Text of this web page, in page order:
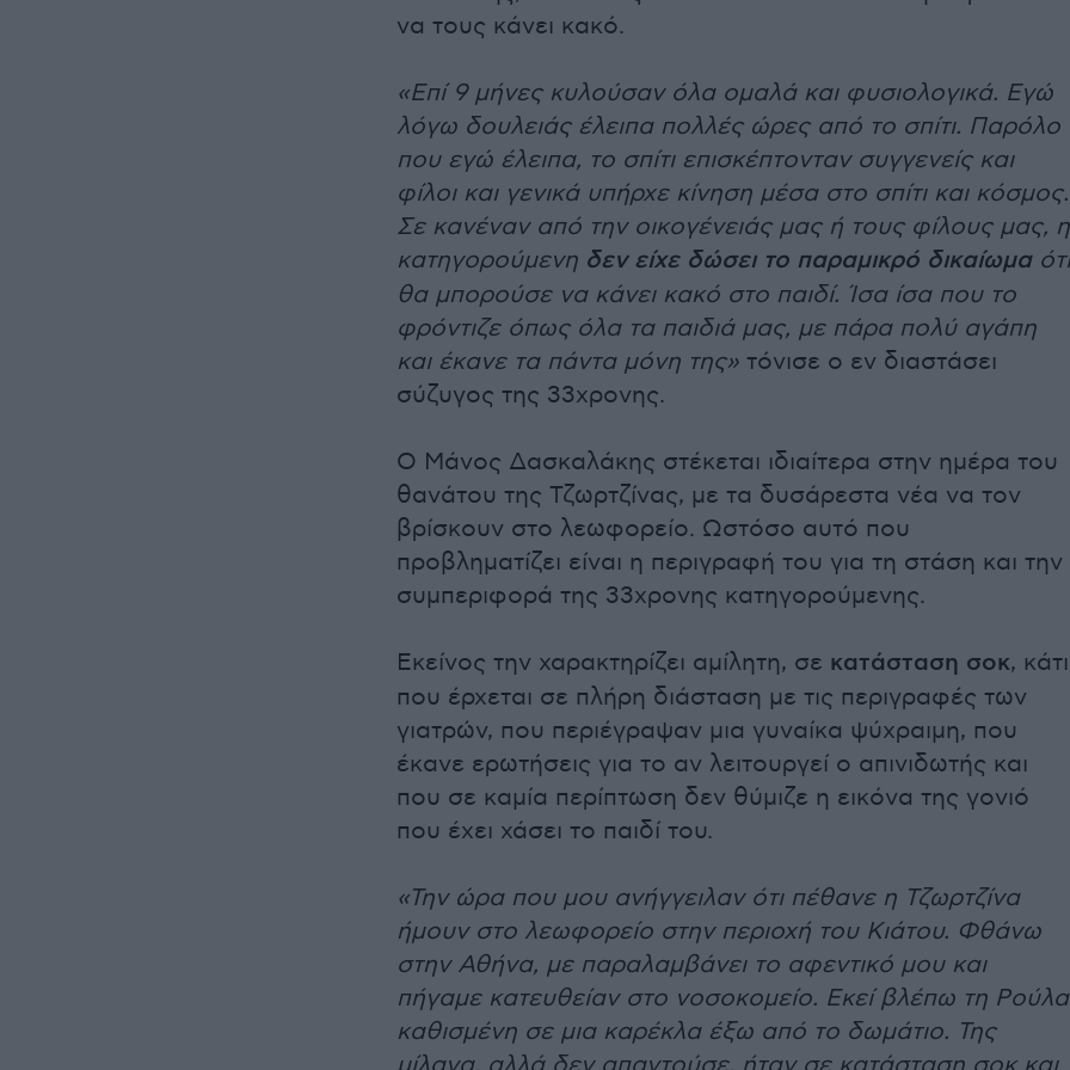
να τους κάνει κακό.
«Επί 9 μήνες κυλούσαν όλα ομαλά και φυσιολογικά. Εγώ
λόγω δουλειάς έλειπα πολλές ώρες από το σπίτι. Παρόλο
που εγώ έλειπα, το σπίτι επισκέπτονταν συγγενείς και
φίλοι και γενικά υπήρχε κίνηση μέσα στο σπίτι και κόσμος.
Σε κανέναν από την οικογένειάς μας ή τους φίλους μας, η
κατηγορούμενη δεν είχε δώσει το παραμικρό δικαίωμαότι
θα μπορούσε να κάνει κακό στο παιδί. Ίσα ίσα που το
φρόντιζε όπως όλα τα παιδιά μας, με πάρα πολύ αγάπη
και έκανε τα πάντα μόνη της» τόνισε ο εν διαστάσει
σύζυγος της 33χρονης.
Ο Μάνος Δασκαλάκης στέκεται ιδιαίτερα στην ημέρα του
θανάτου της Τζωρτζίνας, με τα δυσάρεστα νέα να τον
βρίσκουν στο λεωφορείο. Ωστόσο αυτό που
προβληματίζει είναι η περιγραφή του για τη στάση και την
συμπεριφορά της 33χρονης κατηγορούμενης.
Εκείνος την χαρακτηρίζει αμίλητη, σε κατάσταση σοκ, κάτι
που έρχεται σε πλήρη διάσταση με τις περιγραφές των
γιατρών, που περιέγραψαν μια γυναίκα ψύχραιμη, που
έκανε ερωτήσεις για το αν λειτουργεί ο απινιδωτής και
που σε καμία περίπτωση δεν θύμιζε η εικόνα της γονιό
που έχει χάσει το παιδί του.
«Την ώρα που μου ανήγγειλαν ότι πέθανε η Τζωρτζίνα
ήμουν στο λεωφορείο στην περιοχή του Κιάτου. Φθάνω
στην Αθήνα, με παραλαμβάνει το αφεντικό μου και
πήγαμε κατευθείαν στο νοσοκομείο. Εκεί βλέπω τη Ρούλα
καθισμένη σε μια καρέκλα έξω από το δωμάτιο. Της